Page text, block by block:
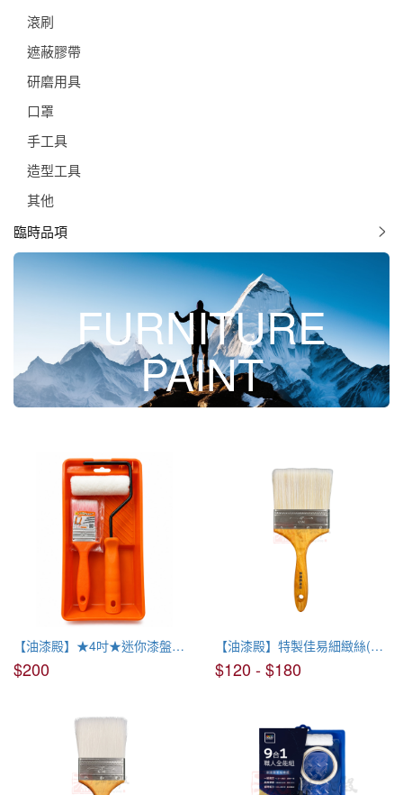
滾刷
遮蔽膠帶
研磨用具
口罩
手工具
造型工具
其他
臨時品項
FURNITURE
PAINT
【油漆殿】★4吋★迷你漆盤套組
$200
【油漆殿】特製佳易細緻絲(台灣製造)
$120 - $180